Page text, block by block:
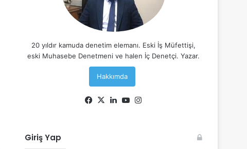
20 yıldır kamuda denetim elemanı. Eski İş Müfettişi,
eski Muhasebe Denetmeni ve halen İç Denetçi. Yazar.
Hakkımda
Facebook
X LinkedInYouTube
Giriş Yap